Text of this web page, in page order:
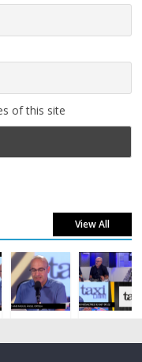
of this site
View All